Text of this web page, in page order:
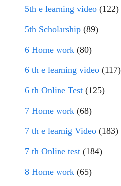
5th e learning video (122)
5th Scholarship (89)
6 Home work (80)
6 th e learning video (117)
6 th Online Test (125)
7 Home work (68)
7 th e learnig Video (183)
7 th Online test (184)
8 Home work (65)